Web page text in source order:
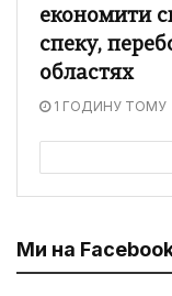
економити
спеку,
областях
1 ГОДИНУ ТОМУ
Ми на